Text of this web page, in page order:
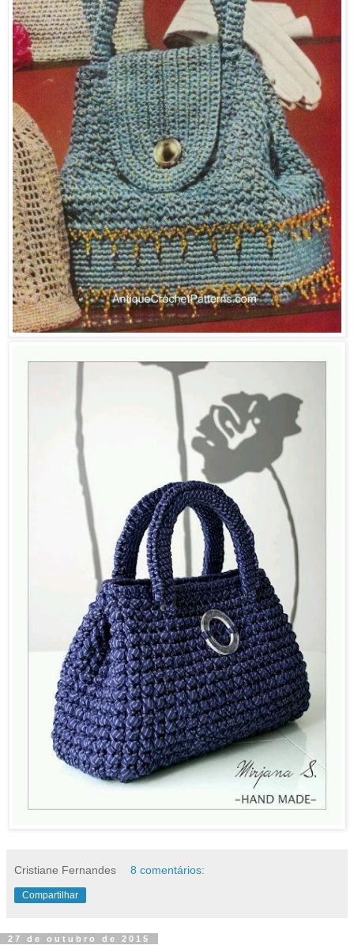
Cristiane Fernandes 8 comentários:
Compartilhar
27 de outubro de 2015